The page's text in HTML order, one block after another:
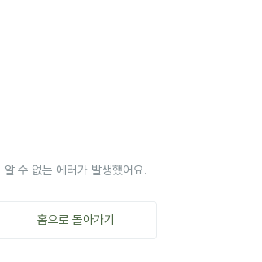
알 수 없는 에러가 발생했어요.
홈으로 돌아가기